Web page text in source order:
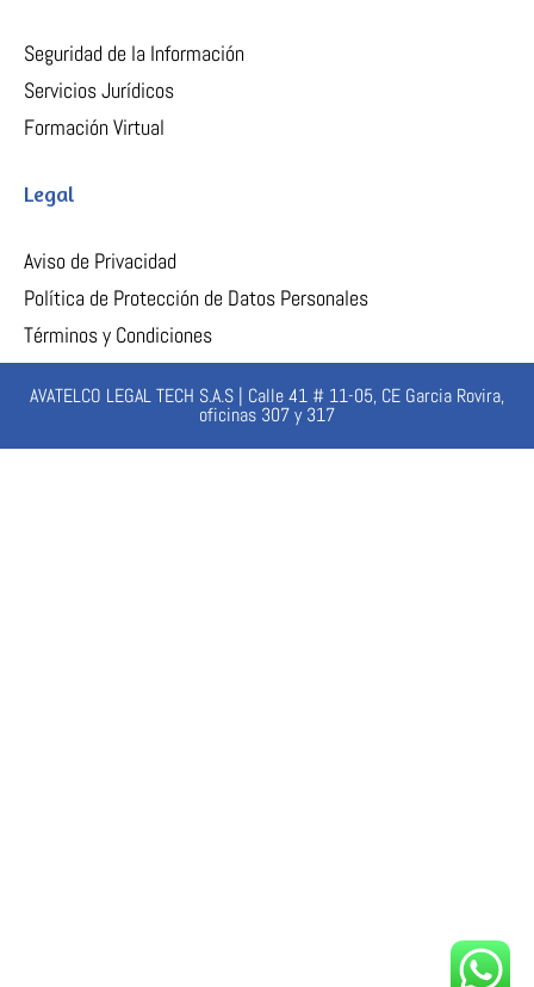
Seguridad de la Información
Servicios Jurídicos
Formación Virtual
Legal
Aviso de Privacidad
Política de Protección de Datos Personales
Términos y Condiciones
AVATELCO LEGAL TECH S.A.S | Calle 41 # 11-05, CE Garcia Rovira,
oficinas 307 y 317